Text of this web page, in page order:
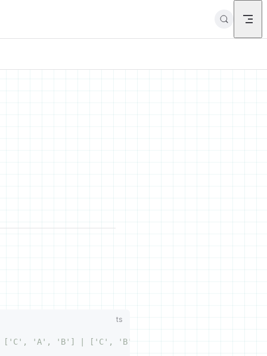
'A', 'B'] | ['C', 'B', 'A']